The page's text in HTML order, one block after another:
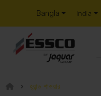
Bangla India
হ্যান্ড শাওয়ার